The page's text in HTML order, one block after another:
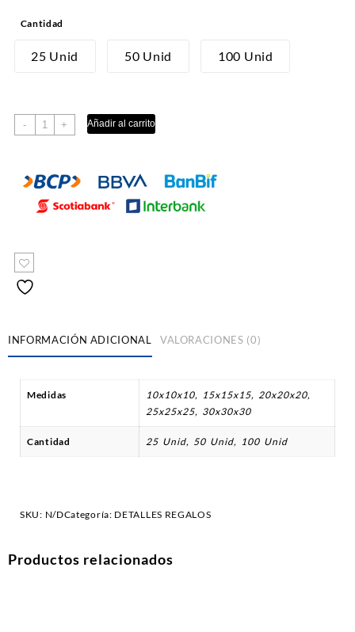
Cantidad
25 Unid 50 Unid 100 Unid
-
CAJA
CUBO
+ Añadir al carrito
INFORMACIÓN ADICIONAL VALORACIONES (0)
Medidas
10x10x10, 15x15x15, 20x20x20,
25x25x25, 30x30x30
Cantidad 25 Unid, 50 Unid, 100 Unid
SKU: N/DCategoría: DETALLES REGALOS
Productos relacionados